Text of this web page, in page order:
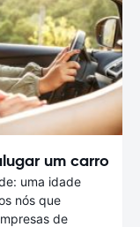
um carro
uma idade
nós que
de